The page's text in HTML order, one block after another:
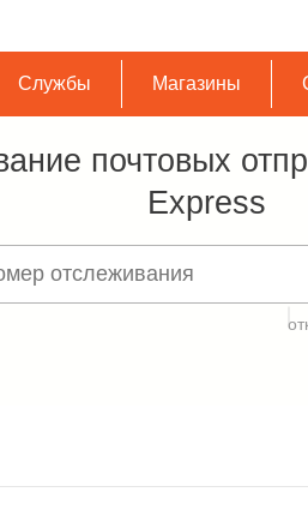
Службы Магазины
почтовых
Express